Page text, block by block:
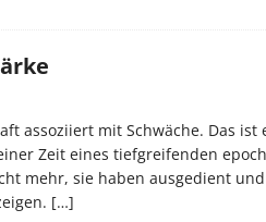
assoziiert mit Schwäche. Das
Zeit eines tiefgreifenden
mehr, sie haben ausgedient
[…]